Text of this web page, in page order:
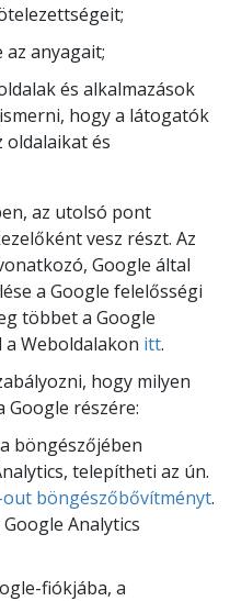
anyagait;
és alkalmazások
hogy a látogatók
oldalaikat és
az utolsó pont
vesz részt. Az
Google által
a Google felelősségi
többet a Google
Weboldalakon itt.
hogy milyen
részére:
böngészőjében
telepítheti az ún.
böngészőbővítményt.
Analytics
fiókjába, a